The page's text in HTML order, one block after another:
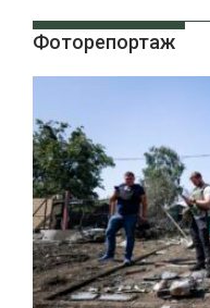
Фоторепортаж